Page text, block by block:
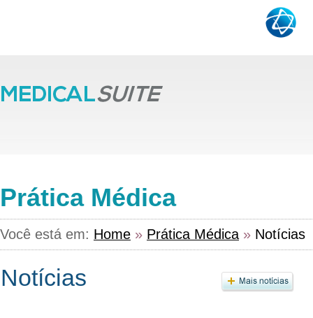
Prática Médica
Você está em: Home » Prática Médica » Notícias